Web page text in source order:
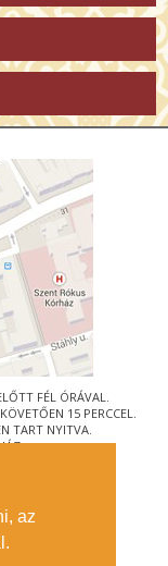
az
FÉL ÓRÁVAL.
15 PERCCEL.
TART NYITVA.